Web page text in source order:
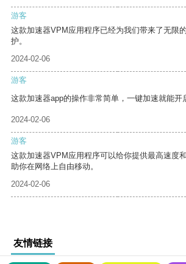
游客
这款加速器VPM应用程序已经为我们带来了无限
护。
2024-02-06
游客
这款加速器app的操作非常简单，一键加速就能开
2024-02-06
游客
这款加速器VPM应用程序可以给你提供最高速度
助你在网络上自由移动。
2024-02-06
友情链接